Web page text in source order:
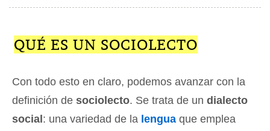
QUÉ ES UN SOCIOLECTO
Con todo esto en claro, podemos avanzar con la
definición de sociolecto. Se trata de un dialecto
social : una variedad de la lengua que emplea